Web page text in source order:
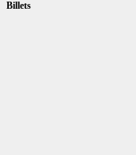
Billets